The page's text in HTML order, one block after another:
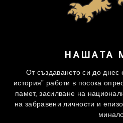
НАШАТА
От създаването си до днес
история” работи в посока
памет, засилване на
на забравени личности и